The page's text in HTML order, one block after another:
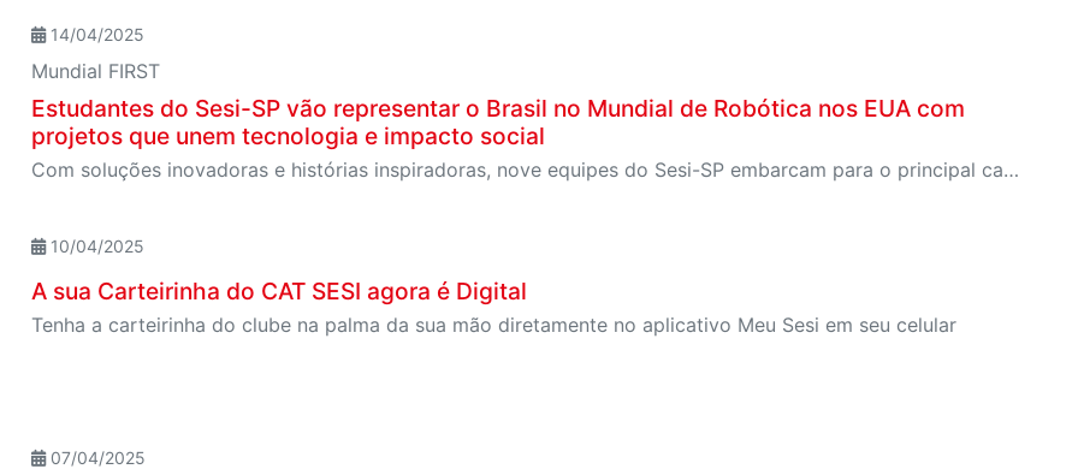
14/04/2025
Mundial FIRST
Estudantes do Sesi-SP vão representar o Brasil no Mundial de Robótica nos EUA com
projetos que unem tecnologia e impacto social
Com soluções inovadoras e histórias inspiradoras, nove equipes do Sesi-SP embarcam para o principal campeonato de robótica educacional do mundo, levando robôs, ciência e transformação social
10/04/2025
A sua Carteirinha do CAT SESI agora é Digital
Tenha a carteirinha do clube na palma da sua mão diretamente no aplicativo Meu Sesi em seu celular
07/04/2025